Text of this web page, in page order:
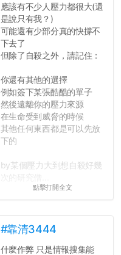
應該有不少人壓力都很大(還
是說只有我？)
可能還有少部分真的快撐不
下去了
但除了自殺之外，請記住：
你還有其他的選擇
例如簽下某張酷酷的單子
然後遠離你的壓力來源
在生命受到威脅的時候
其他任何東西都是可以先放
下的
by某個壓力大到想自殺好幾
點擊打開全文
#靠清3444
什麼作弊 只是情報搜集能